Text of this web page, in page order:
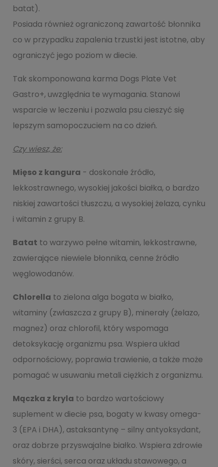
batat).
Posiada również ograniczoną zawartość błonnika
co w przypadku zapalenia trzustki jest istotne, aby
ograniczyć jego poziom w diecie.
Tak skomponowana karma Dogs Plate Vet
Gastro+, uwzględnia te wymagania. Stanowi
wsparcie w leczeniu i pozwala psu cieszyć się
lepszym samopoczuciem na co dzień.
Czy wiesz, że:
Mięso z kangura - doskonałe źródło,
lekkostrawnego, wysokiej jakości białka, o bardzo
niskiej zawartości tłuszczu, a wysokiej żelaza, cynku
i witamin z grupy B.
Batat to warzywo pełne witamin, lekkostrawne,
zawierające niewiele błonnika, cenne źródło
węglowodanów.
Chlorella to zielona alga bogata w białko,
witaminy (zwłaszcza z grupy B), minerały (żelazo,
magnez) oraz chlorofil, który wspomaga
detoksykację organizmu psa. Wspiera układ
odpornościowy, poprawia trawienie, a także może
pomagać w usuwaniu metali ciężkich z organizmu.
Mączka z kryla to bardzo wartościowy
suplement w diecie psa, bogaty w kwasy omega-
3 (EPA i DHA), astaksantynę – silny antyoksydant,
oraz dobrze przyswajalne białko. Wspiera zdrowie
skóry, sierści, serca oraz układu stawowego, a